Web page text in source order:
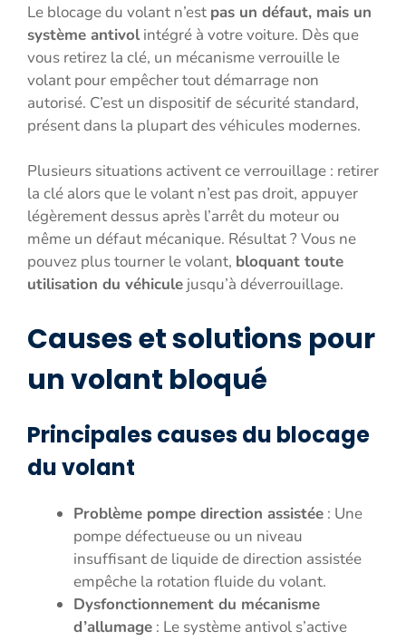
Le blocage du volant n’est pas un défaut, mais un
système antivolintégré à votre voiture. Dès que
vous retirez la clé, un mécanisme verrouille le
volant pour empêcher tout démarrage non
autorisé. C’est un dispositif de sécurité standard,
présent dans la plupart des véhicules modernes.
Plusieurs situations activent ce verrouillage : retirer
la clé alors que le volant n’est pas droit, appuyer
légèrement dessus après l’arrêt du moteur ou
même un défaut mécanique. Résultat ? Vous ne
pouvez plus tourner le volant, bloquant toute
utilisation du véhicule jusqu’à déverrouillage.
Causes et solutions pour
un volant bloqué
Principales causes du blocage
du volant
Problème pompe direction assistée : Une
pompe défectueuse ou un niveau
insuffisant de liquide de direction assistée
empêche la rotation fluide du volant.
Dysfonctionnement du mécanisme
d’allumage : Le système antivol s’active